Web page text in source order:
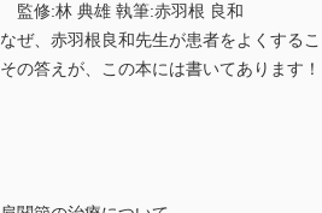
監修:林 典雄 執筆:赤羽根 良和
なぜ、赤羽根良和先生が患者をよくする
その答えが、この本には書いてあります！